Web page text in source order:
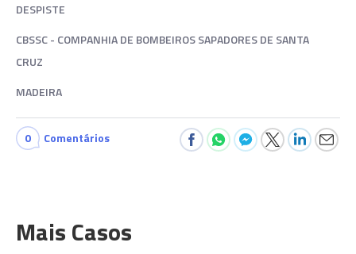
DESPISTE
CBSSC - COMPANHIA DE BOMBEIROS SAPADORES DE SANTA
CRUZ
MADEIRA
0 Comentários
Mais Casos